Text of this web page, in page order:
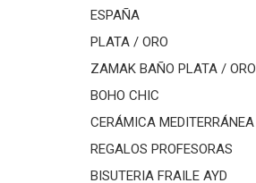
ESPAÑA
PLATA / ORO
ZAMAK BAÑO PLATA / ORO
BOHO CHIC
CERÁMICA MEDITERRÁNEA
REGALOS PROFESORAS
BISUTERIA FRAILE AYD